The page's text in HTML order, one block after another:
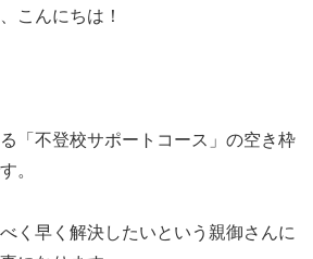
こんにちは！
「不登校サポートコース」の空き枠
。
く早く解決したいという親御さんに